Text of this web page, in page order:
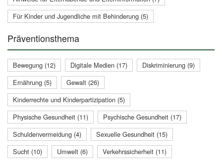
Für Kinder und Jugendliche mit Behinderung (5)
Präventionsthema
Bewegung (12) Digitale Medien (17)
Diskriminierung (9)
Ernährung (5)
Gewalt (26)
Kinderrechte und Kinderpartizipation (5)
Physische Gesundheit (11)
Psychische Gesundheit (17)
Schuldenvermeidung (4)
Sexuelle Gesundheit (15)
Sucht (10)
Umwelt (6) Verkehrssicherheit (11)